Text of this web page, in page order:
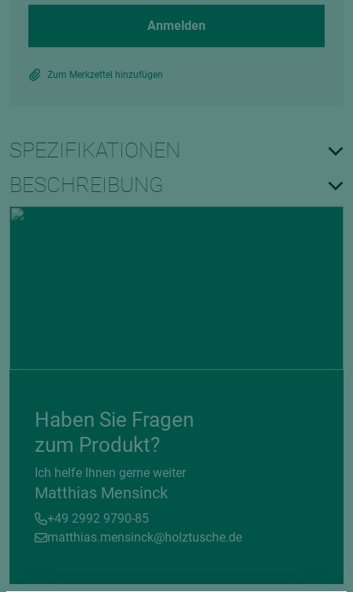
Anmelden
Zum Merkzettel hinzufügen
SPEZIFIKATIONEN
BESCHREIBUNG
Haben Sie Fragen
zum Produkt?
Ich helfe Ihnen gerne weiter
Matthias Mensinck
+49 2992 9790-85
matthias.mensinck@holztusche.de